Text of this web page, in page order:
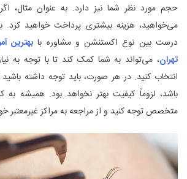
حجم مورد نظر شما نیز دارد. به عنوان مثال،
می‌خواهید، هزینه بیشتری پرداخت خواهید کرد.
درست بین نوع اکستنشن و مشاوره بابهترین
تهران، می‌تواند به شما کمک کند تا با توجه به
انتخاب کنید. در هر صورت، باید توجه داشته
باشد، لزوماً کیفیت بهتر نخواهد بود. همیشه
متخصص توجه کنید و از مراجعه به مراکز غیرمعتبر